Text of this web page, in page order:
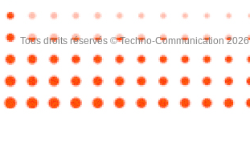
Tous droits réservés © Techno-Communication 2026